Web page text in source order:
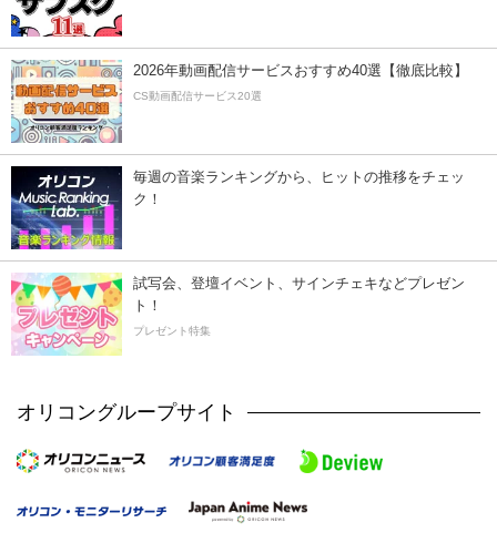
2026年動画配信サービスおすすめ40選【徹底比較】
CS動画配信サービス20選
毎週の音楽ランキングから、ヒットの推移をチェッ
ク！
試写会、登壇イベント、サインチェキなどプレゼン
ト！
プレゼント特集
オリコングループサイト